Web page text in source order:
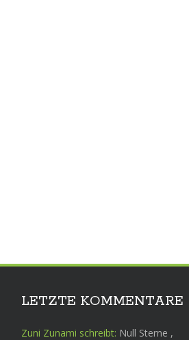
LETZTE KOMMENTARE
Zuni Zunami schreibt: Null Sterne ,